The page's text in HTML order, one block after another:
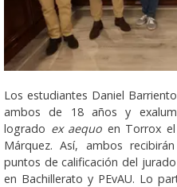
Los estudiantes Daniel
ambos de 18 años y
logrado ex aequo en Torrox
Márquez. Así, ambos
puntos de calificación del
en Bachillerato y PEvAU. Lo